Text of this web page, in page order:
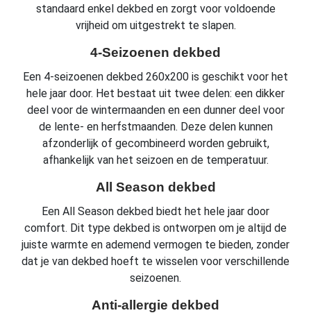
standaard enkel dekbed en zorgt voor voldoende
vrijheid om uitgestrekt te slapen.
4-Seizoenen dekbed
Een 4-seizoenen dekbed 260x200 is geschikt voor het
hele jaar door. Het bestaat uit twee delen: een dikker
deel voor de wintermaanden en een dunner deel voor
de lente- en herfstmaanden. Deze delen kunnen
afzonderlijk of gecombineerd worden gebruikt,
afhankelijk van het seizoen en de temperatuur.
All Season dekbed
Een All Season dekbed biedt het hele jaar door
comfort. Dit type dekbed is ontworpen om je altijd de
juiste warmte en ademend vermogen te bieden, zonder
dat je van dekbed hoeft te wisselen voor verschillende
seizoenen.
Anti-allergie dekbed